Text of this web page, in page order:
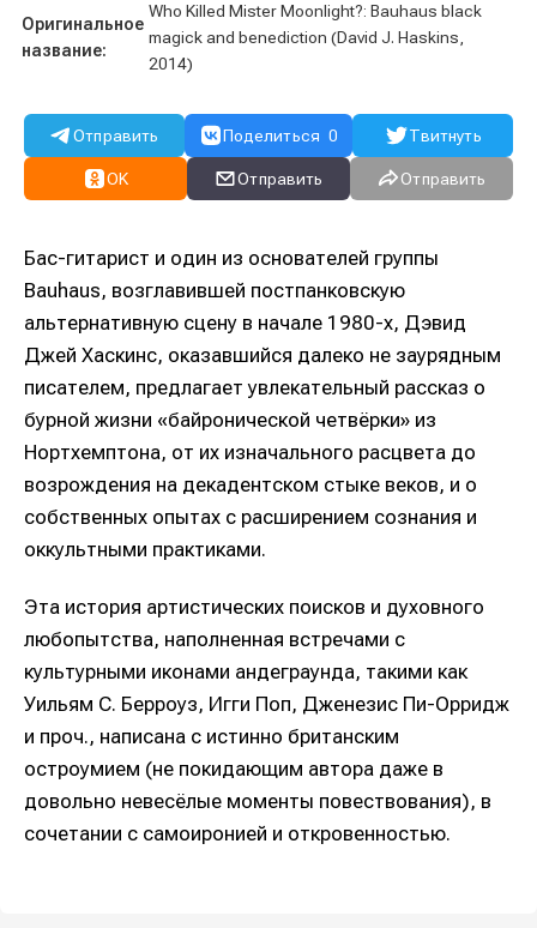
Оригинальное
название:
Who Killed Mister Moonlight?: Bauhaus black
magick and benediction (David J. Haskins,
2014)
Отправить Поделиться 0 Твитнуть
OK Отправить Отправить
Бас-гитарист и один из основателей группы
Bauhaus, возглавившей постпанковскую
альтернативную сцену в начале 1980-х, Дэвид
Джей Хаскинс, оказавшийся далеко не заурядным
писателем, предлагает увлекательный рассказ о
бурной жизни «байронической четвёрки» из
Нортхемптона, от их изначального расцвета до
возрождения на декадентском стыке веков, и о
собственных опытах с расширением сознания и
оккультными практиками.
Эта история артистических поисков и духовного
любопытства, наполненная встречами с
культурными иконами андеграунда, такими как
Уильям С. Берроуз, Игги Поп, Дженезис Пи-Орридж
и проч., написана с истинно британским
остроумием (не покидающим автора даже в
довольно невесёлые моменты повествования), в
сочетании с самоиронией и откровенностью.